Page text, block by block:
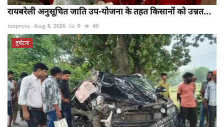
रायबरेली अनुसूचित जाति उप-योजना के तहत किसानों को उन्नत...
rexpress Aug 8, 2026 0 49
दुर्घटना